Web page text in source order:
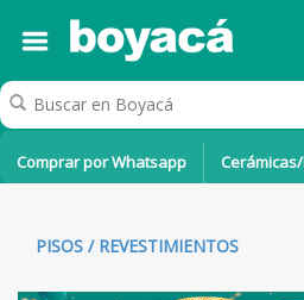
Comprar por Whatsapp
PISOS / REVESTIMIENTOS